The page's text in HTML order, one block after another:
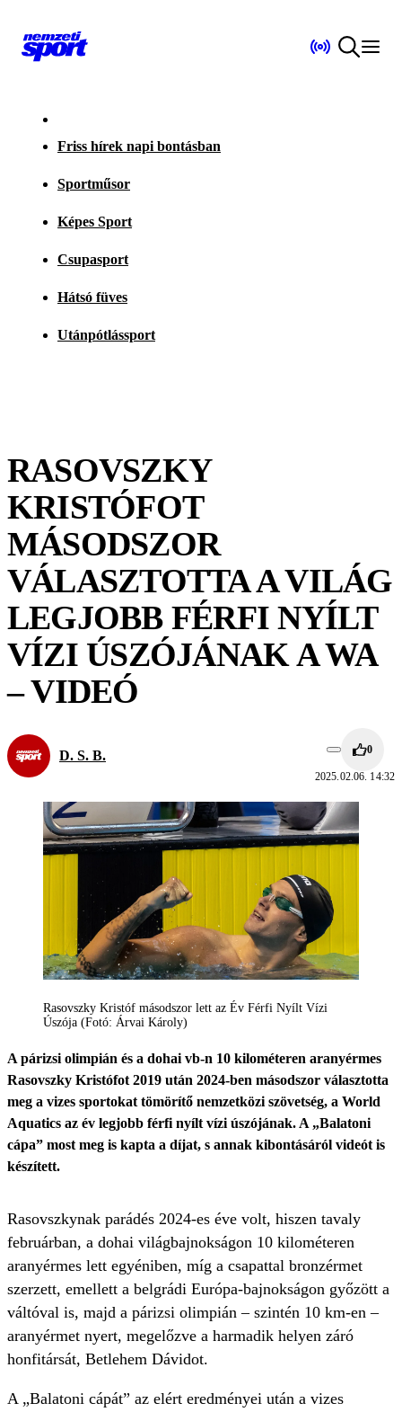
Friss hírek napi bontásban
Sportműsor
Képes Sport
Csupasport
Hátsó füves
Utánpótlássport
RASOVSZKY
KRISTÓFOT
MÁSODSZOR
VÁLASZTOTTA A VILÁG
LEGJOBB FÉRFI NYÍLT
VÍZI ÚSZÓJÁNAK A WA
– VIDEÓ
D. S. B. 0
2025.02.06. 14:32
Rasovszky Kristóf másodszor lett az Év Férfi Nyílt Vízi
Úszója (Fotó: Árvai Károly)
A párizsi olimpián és a dohai vb-n 10 kilométeren aranyérmes
Rasovszky Kristófot 2019 után 2024-ben másodszor választotta
meg a vizes sportokat tömörítő nemzetközi szövetség, a World
Aquatics az év legjobb férfi nyílt vízi úszójának. A „Balatoni
cápa” most meg is kapta a díjat, s annak kibontásáról videót is
készített.
Rasovszkynak parádés 2024-es éve volt, hiszen tavaly
februárban, a dohai világbajnokságon 10 kilométeren
aranyérmes lett egyéniben, míg a csapattal bronzérmet
szerzett, emellett a belgrádi Európa-bajnokságon győzött a
váltóval is, majd a párizsi olimpián – szintén 10 km-en –
aranyérmet nyert, megelőzve a harmadik helyen záró
honfitársát, Betlehem Dávidot.
A „Balatoni cápát” az elért eredményei után a vizes